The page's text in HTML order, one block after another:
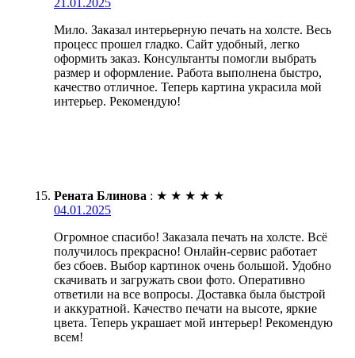
21.01.2025
Мило. Заказал интерьерную печать на холсте. Весь
процесс прошел гладко. Сайт удобный, легко
оформить заказ. Консультанты помогли выбрать
размер и оформление. Работа выполнена быстро,
качество отличное. Теперь картина украсила мой
интерьер. Рекомендую!
Рената Блинова : ★ ★ ★ ★ ★
04.01.2025
Огромное спасибо! Заказала печать на холсте. Всё
получилось прекрасно! Онлайн-сервис работает
без сбоев. Выбор картинок очень большой. Удобно
скачивать и загружать свои фото. Оперативно
ответили на все вопросы. Доставка была быстрой
и аккуратной. Качество печати на высоте, яркие
цвета. Теперь украшает мой интерьер! Рекомендую
всем!